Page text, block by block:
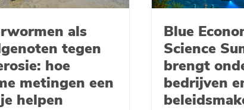
als
tegen
hoe
metingen een
helpen
Blue
Science
brengt
bedrijven